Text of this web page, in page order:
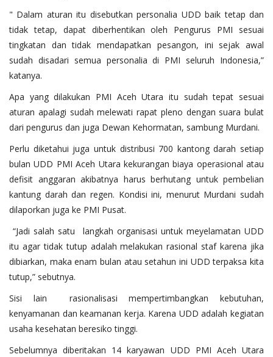
" Dalam aturan itu disebutkan personalia UDD baik tetap dan
tidak tetap, dapat diberhentikan oleh Pengurus PMI sesuai
tingkatan dan tidak mendapatkan pesangon, ini sejak awal
sudah disadari semua personalia di PMI seluruh Indonesia,”
katanya.
Apa yang dilakukan PMI Aceh Utara itu sudah tepat sesuai
aturan apalagi sudah melewati rapat pleno dengan suara bulat
dari pengurus dan juga Dewan Kehormatan, sambung Murdani.
Perlu diketahui juga untuk distribusi 700 kantong darah setiap
bulan UDD PMI Aceh Utara kekurangan biaya operasional atau
defisit anggaran akibatnya harus berhutang untuk pembelian
kantung darah dan regen. Kondisi ini, menurut Murdani sudah
dilaporkan juga ke PMI Pusat.
“Jadi salah satu langkah organisasi untuk meyelamatan UDD
itu agar tidak tutup adalah melakukan rasional staf karena jika
dibiarkan, maka enam bulan atau setahun ini UDD terpaksa kita
tutup,” sebutnya.
Sisi lain rasionalisasi mempertimbangkan kebutuhan,
kenyamanan dan keamanan kerja. Karena UDD adalah kegiatan
usaha kesehatan beresiko tinggi.
Sebelumnya diberitakan 14 karyawan UDD PMI Aceh Utara